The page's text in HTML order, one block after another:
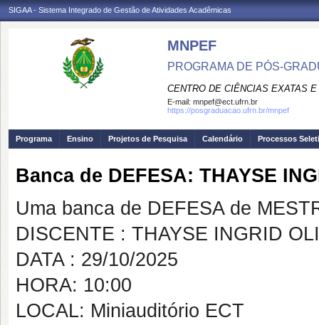
SIGAA - Sistema Integrado de Gestão de Atividades Acadêmicas
MNPEF
PROGRAMA DE PÓS-
CENTRO DE CIÊNCIAS EXATAS
E-mail: mnpef@ect.ufrn.br
https://posgraduacao.ufrn.br/mnpef
Programa Ensino Projetos de Pesquisa Calendário Processos
Banca de DEFESA: THAYSE
Uma banca de DEFESA de
DISCENTE : THAYSE INGRID
DATA : 29/10/2025
HORA: 10:00
LOCAL: Miniauditório ECT